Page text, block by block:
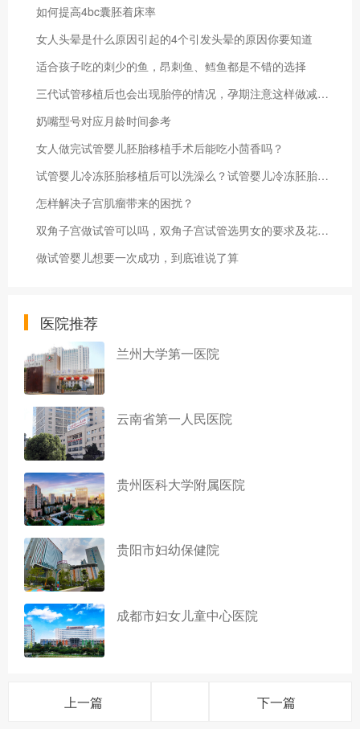
如何提高4bc囊胚着床率
女人头晕是什么原因引起的4个引发头晕的原因你要知道
适合孩子吃的刺少的鱼，昂刺鱼、鳕鱼都是不错的选择
三代试管移植后也会出现胎停的情况，孕期注意这样做减少胎停概率
奶嘴型号对应月龄时间参考
女人做完试管婴儿胚胎移植手术后能吃小茴香吗？
试管婴儿冷冻胚胎移植后可以洗澡么？试管婴儿冷冻胚胎移植后多久着床？
怎样解决子宫肌瘤带来的困扰？
双角子宫做试管可以吗，双角子宫试管选男女的要求及花费明细
做试管婴儿想要一次成功，到底谁说了算
医院推荐
兰州大学第一医院
云南省第一人民医院
贵州医科大学附属医院
贵阳市妇幼保健院
成都市妇女儿童中心医院
上一篇 下一篇